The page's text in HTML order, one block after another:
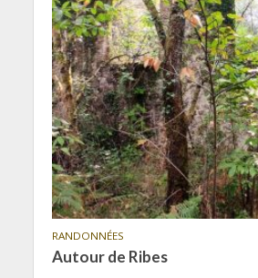
RANDONNÉES
Autour de Ribes